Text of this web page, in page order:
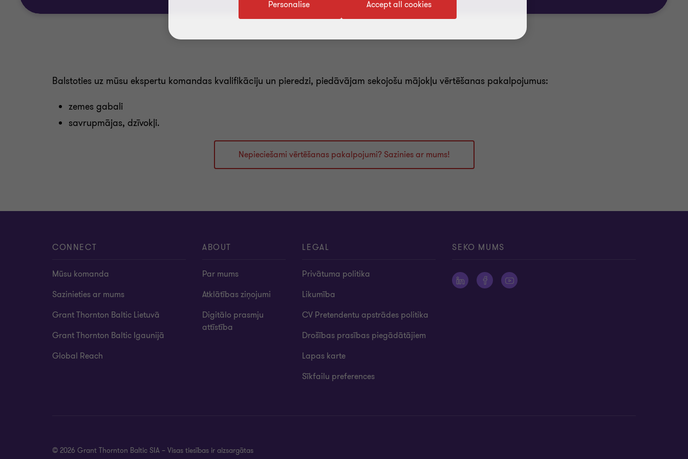
Balstoties uz mūsu ekspertu komandas kvalifikāciju un pieredzi, piedāvājam sekojošu mājokļu vērtēšanas pakalpojumus:
zemes gabali
savrupmājas, dzīvokļi.
Nepieciešami vērtēšanas pakalpojumi? Sazinies ar mums!
CONNECT
Mūsu komanda
Sazinieties ar mums
Grant Thornton Baltic Lietuvā
Grant Thornton Baltic Igaunijā
Global Reach
ABOUT
Par mums
Atklātības ziņojumi
Digitālo prasmju
attīstība
LEGAL
Privātuma politika
Likumība
CV Pretendentu apstrādes politika
Drošības prasības piegādātājiem
Lapas karte
Sīkfailu preferences
SEKO MUMS
© 2026 Grant Thornton Baltic SIA – Visas tiesības ir aizsargātas
Accept all cookies
Personalise